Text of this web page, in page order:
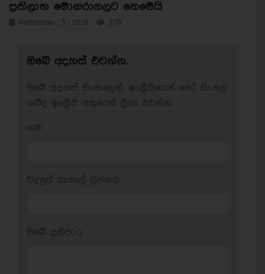
ප්‍රතිලාභ මොනරාගලට නෙමෙයි
Wednesday / 5 / 2026 310
ඔබේ අදහස් එවන්න.